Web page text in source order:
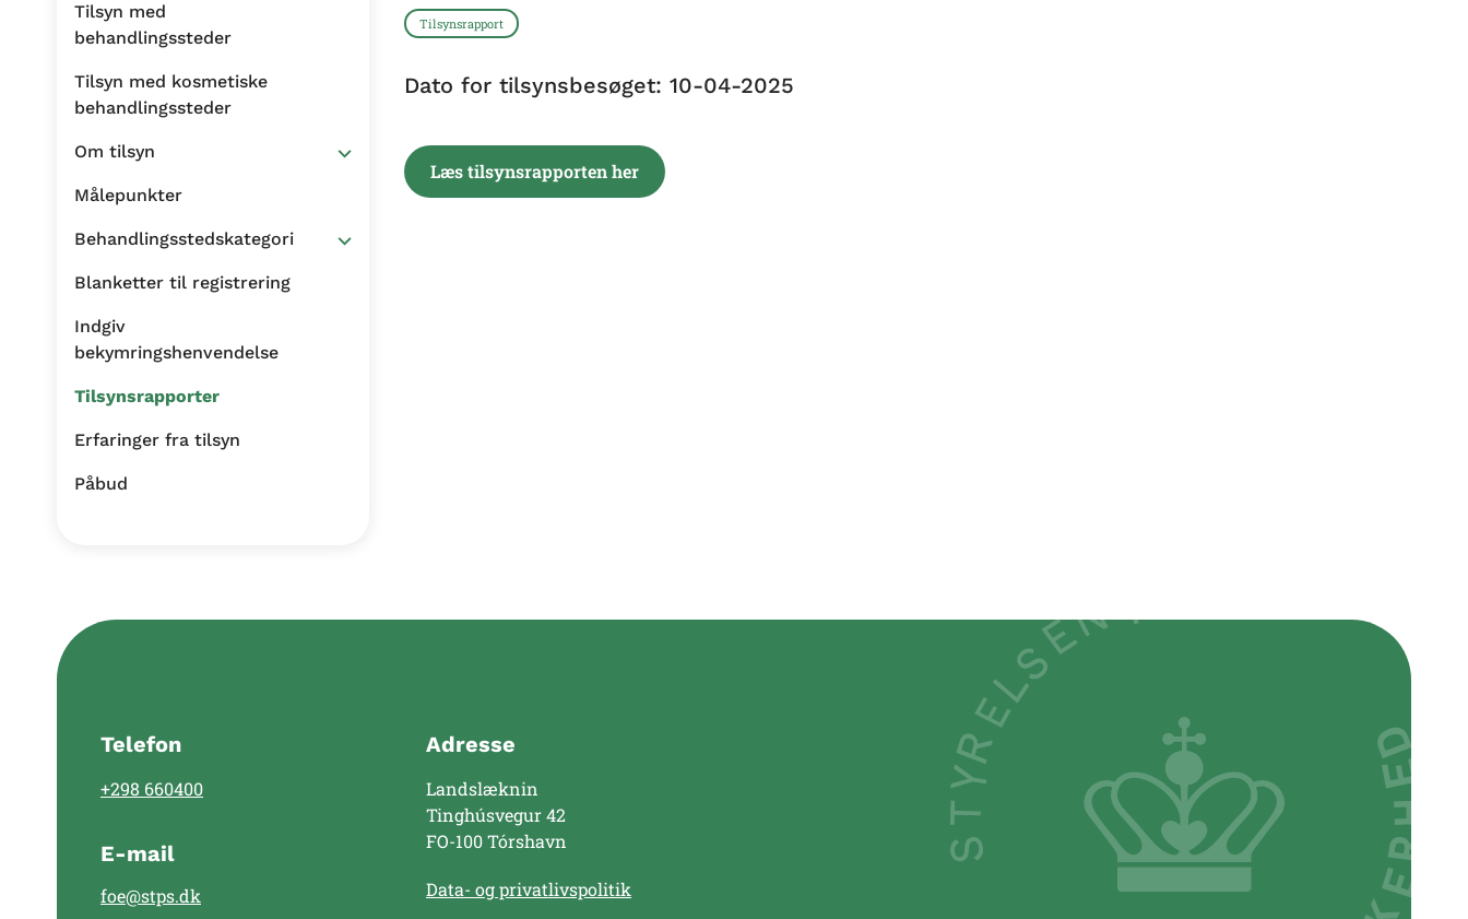
Tilsyn med
behandlingssteder
Tilsyn med kosmetiske
behandlingssteder
Om tilsyn
Målepunkter
Behandlingsstedskategori
Blanketter til registrering
Indgiv
bekymringshenvendelse
Tilsynsrapporter
Erfaringer fra tilsyn
Påbud
Tilsynsrapport
Dato for tilsynsbesøget: 10-04-2025
Læs tilsynsrapporten her
Telefon
+298 660400
E-mail
foe@stps.dk
Adresse
Landslæknin
Tinghúsvegur 42
FO-100 Tórshavn
Data- og privatlivspolitik